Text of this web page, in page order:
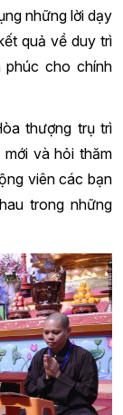
những lời dạy
quả về duy trì
phúc cho chính
thượng trụ trì
và hỏi thăm
viên các bạn
trong những